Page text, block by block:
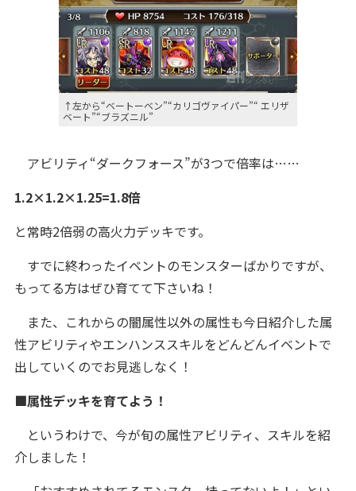
↑左から“ベートーベン”“カリゴヴァイパー”“ エリザ
ベート”“ブラズニル”
アビリティ“ダークフォース”が3つで倍率は……
1.2×1.2×1.25=1.8倍
と常時2倍弱の高火力デッキです。
すでに終わったイベントのモンスターばかりですが、
もってる方はぜひ育てて下さいね！
また、これからの闇属性以外の属性も今日紹介した属
性アビリティやエンハンススキルをどんどんイベントで
出していくのでお見逃しなく！
■属性デッキを育てよう！
というわけで、今が旬の属性アビリティ、スキルを紹
介しました！